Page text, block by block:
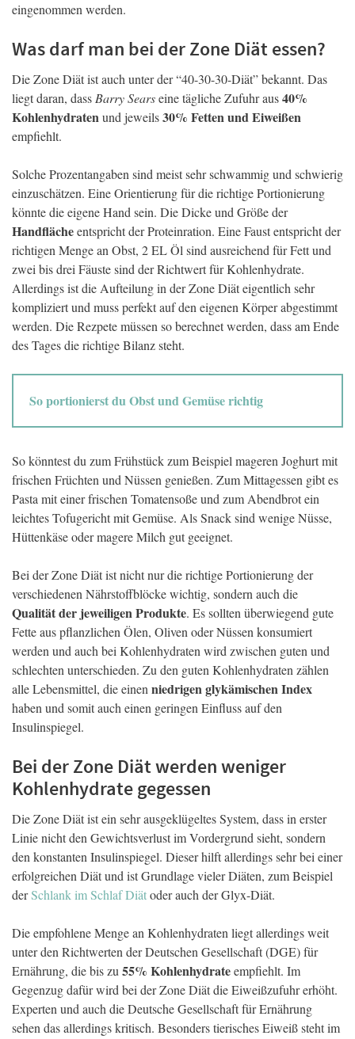
eingenommen werden.
Was darf man bei der Zone Diät essen?
Die Zone Diät ist auch unter der “40-30-30-Diät” bekannt. Das
liegt daran, dass Barry Searseine tägliche Zufuhr aus40%
Kohlenhydratenund jeweils30% Fetten und Eiweißen
empfiehlt.
Solche Prozentangaben sind meist sehr schwammig und schwierig
einzuschätzen. Eine Orientierung für die richtige Portionierung
könnte die eigene Hand sein. Die Dicke und Größe der
Handflächeentspricht der Proteinration. Eine Faust entspricht der
richtigen Menge an Obst, 2 EL Öl sind ausreichend für Fett und
zwei bis drei Fäuste sind der Richtwert für Kohlenhydrate.
Allerdings ist die Aufteilung in der Zone Diät eigentlich sehr
kompliziert und muss perfekt auf den eigenen Körper abgestimmt
werden. Die Rezpete müssen so berechnet werden, dass am Ende
des Tages die richtige Bilanz steht.
So portionierst du Obst und Gemüse richtig
So könntest du zum Frühstück zum Beispiel mageren Joghurt mit
frischen Früchten und Nüssen genießen. Zum Mittagessen gibt es
Pasta mit einer frischen Tomatensoße und zum Abendbrot ein
leichtes Tofugericht mit Gemüse. Als Snack sind wenige Nüsse,
Hüttenkäse oder magere Milch gut geeignet.
Bei der Zone Diät ist nicht nur die richtige Portionierung der
verschiedenen Nährstoffblöcke wichtig, sondern auch die
Qualität der jeweiligen Produkte. Es sollten überwiegend gute
Fette aus pflanzlichen Ölen, Oliven oder Nüssen konsumiert
werden und auch bei Kohlenhydraten wird zwischen guten und
schlechten unterschieden. Zu den guten Kohlenhydraten zählen
alle Lebensmittel, die einen niedrigen glykämischen Index
haben und somit auch einen geringen Einfluss auf den
Insulinspiegel.
Bei der Zone Diät werden weniger
Kohlenhydrate gegessen
Die Zone Diät ist ein sehr ausgeklügeltes System, dass in erster
Linie nicht den Gewichtsverlust im Vordergrund sieht, sondern
den konstanten Insulinspiegel. Dieser hilft allerdings sehr bei einer
erfolgreichen Diät und ist Grundlage vieler Diäten, zum Beispiel
derSchlank im Schlaf Diätoder auch der Glyx-Diät.
Die empfohlene Menge an Kohlenhydraten liegt allerdings weit
unter den Richtwerten der Deutschen Gesellschaft (DGE) für
Ernährung, die bis zu 55% Kohlenhydrateempfiehlt. Im
Gegenzug dafür wird bei der Zone Diät die Eiweißzufuhr erhöht.
Experten und auch die Deutsche Gesellschaft für Ernährung
sehen das allerdings kritisch. Besonders tierisches Eiweiß steht im